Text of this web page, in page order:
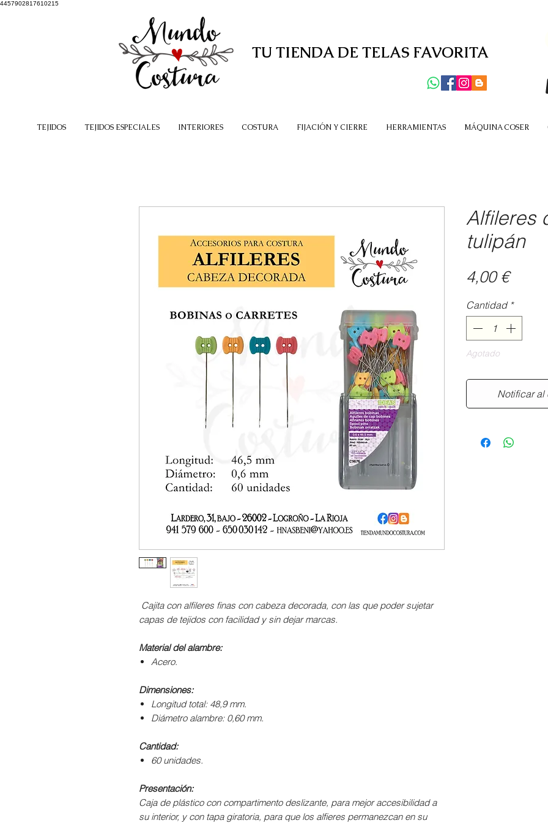
4457902817610215
TU TIENDA DE TELAS FAVORITA
TEJIDOS TEJIDOS ESPECIALES INTERIORES COSTURA FIJACIÓN Y CIERRE HERRAMIENTAS MÁQUINA COSER
Cajita con alfileres finas con cabeza decorada, con las que poder sujetar
capas de tejidos con facilidad y sin dejar marcas.
Material del alambre:
Acero.
Dimensiones:
Longitud total: 48,9 mm.
Diámetro alambre: 0,60 mm.
Cantidad:
60 unidades.
Presentación:
Caja de plástico con compartimento deslizante, para mejor accesibilidad a
su interior, y con tapa giratoria, para que los alfieres permanezcan en su
Alfileres
tulipán
4,00 €Precio
Cantidad *
Agotado
Notificar